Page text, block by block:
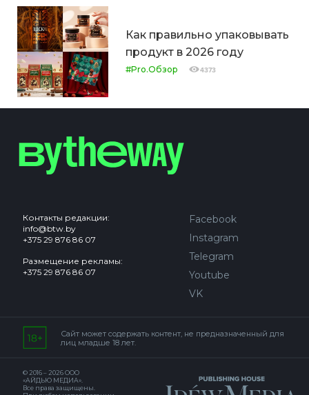
Как правильно упаковывать
продукт в 2026 году
#Pro.Обзор 4373
Контакты редакции:
info@btw.by
+375 29 876 86 07
Размещение рекламы:
+375 29 876 86 07
Facebook
Instagram
Telegram
Youtube
VK
Сайт может содержать контент, не предназначенный для
лиц младше 18 лет.
© 2016 – 2026 ООО
«АЙДЬЮ МЕДИА».
Все права защищены.